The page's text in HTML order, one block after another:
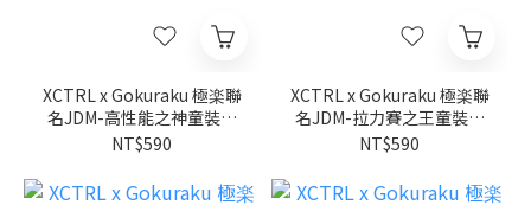
XCTRL x Gokuraku 極楽聯
名JDM-高性能之神童裝短
T-黑
NT$590
XCTRL x Gokuraku 極楽聯
名JDM-拉力賽之王童裝短
T-黑
NT$590